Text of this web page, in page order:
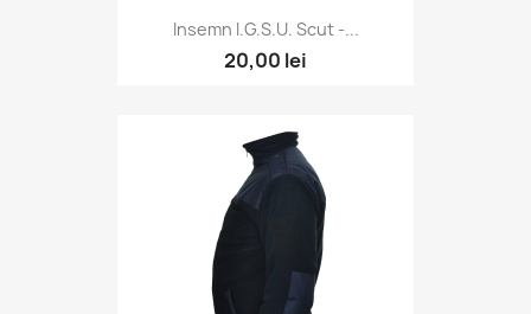
Insemn I.G.S.U. Scut -...
20,00 lei